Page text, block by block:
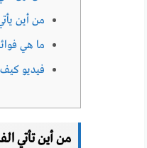
من أين
ما هي
فيديو كيف
من أين تأتي